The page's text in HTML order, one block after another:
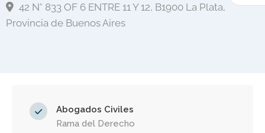
42 N° 833 OF 6 ENTRE 11 Y 12, B1900 La Plata,
Provincia de Buenos Aires
Abogados Civiles
Rama del Derecho